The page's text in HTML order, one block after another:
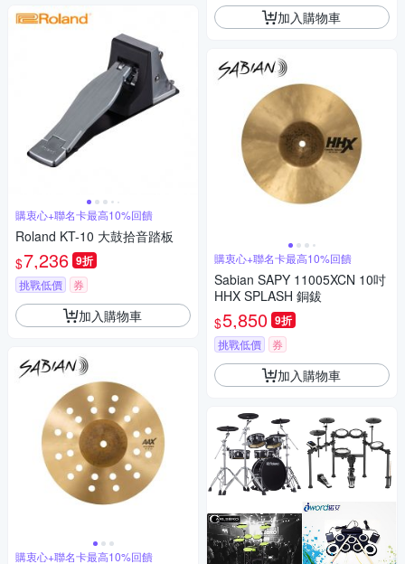
購衷心+聯名卡最高10%回饋
Roland KT-10 大鼓拾音踏板
$7,236 9折
挑戰低價 券
加入購物車
購衷心+聯名卡最高10%回饋
加入購物車
購衷心+聯名卡最高10%回饋
Sabian SAPY 11005XCN 10吋
HHX SPLASH 銅鈸
$5,850 9折
挑戰低價 券
加入購物車